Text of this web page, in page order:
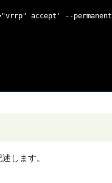
accept' --permanent
します。